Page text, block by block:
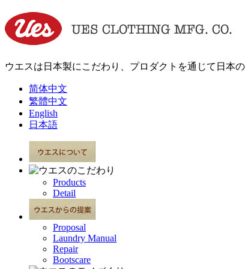
ウエスは日本製にこだわり、プロダクトを通じて日本
简体中文
繁體中文
English
日本語
Products
Detail
Proposal
Laundry Manual
Repair
Bootscare